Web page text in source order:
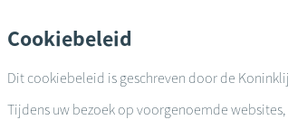
en
naar
inhoud
gaan
Cookiebeleid
Dit cookiebeleid is geschreven door de
Tijdens uw bezoek op voorgenoemde